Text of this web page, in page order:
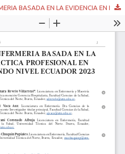
COMPETENCIAS DE ENFERMERIA BASADA EN LA EVIDENCIA EN LA PRÁCTICA PROFESIONAL EN HOSPITALES DE SEGUNDO NIVEL ECUADOR 2023